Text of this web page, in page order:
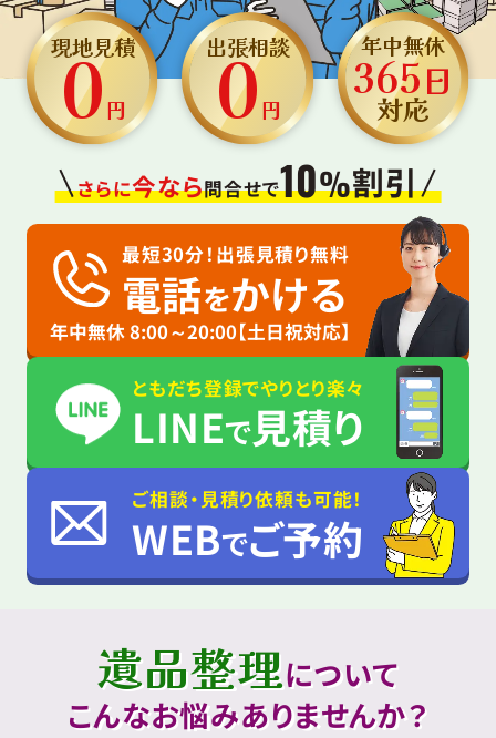
現地見積
0円
出張相談
0円
年中無休
365日
対応
さらに今なら問合せで10%割引
最短30分！出張見積り無料
電話をかける
年中無休 8:00～20:00【土日祝対応】
ともだち登録でやりとり楽々
LINEで見積り
ご相談・見積り依頼も可能！
WEBでご予約
遺品整理について
こんなお悩みありませんか？